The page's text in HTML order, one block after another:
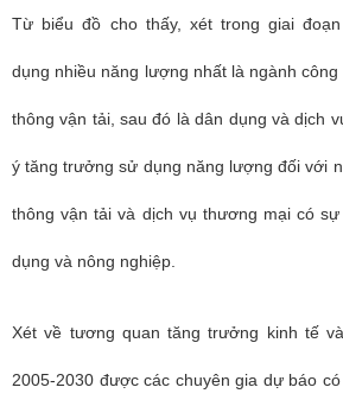
Từ biểu đồ cho thấy, xét trong giai
dụng nhiều năng lượng nhất là ngành
thông vận tải, sau đó là dân dụng và dịch
ý tăng trưởng sử dụng năng lượng đối với
thông vận tải và dịch vụ thương mại có
dụng và nông nghiệp.
Xét về tương quan tăng trưởng kinh tế
2005-2030 được các chuyên gia dự báo